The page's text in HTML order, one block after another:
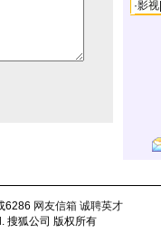
·影视
6286 网友信箱 诚聘英才
搜狐公司 版权所有